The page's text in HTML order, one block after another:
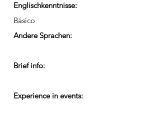
Englischkenntnisse:
Básico
Andere Sprachen:
Brief info:
Experience in events: